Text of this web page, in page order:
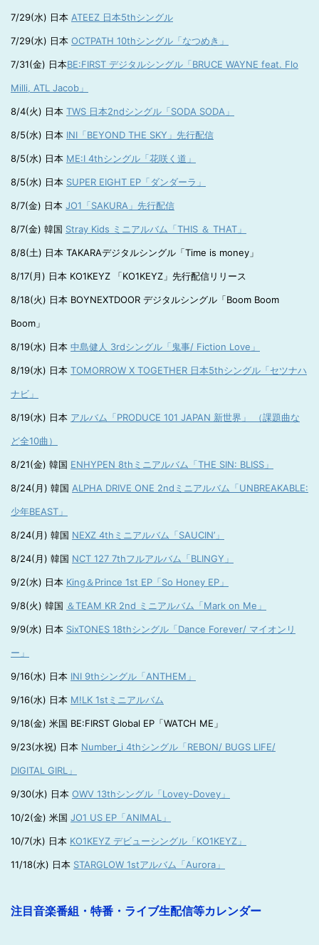
7/29(水) 日本 ATEEZ 日本5thシングル
7/29(水) 日本 OCTPATH 10thシングル「なつめき」
7/31(金) 日本BE:FIRST デジタルシングル「BRUCE WAYNE feat. Flo
Milli, ATL Jacob」
8/4(火) 日本 TWS 日本2ndシングル「SODA SODA」
8/5(水) 日本 INI「BEYOND THE SKY」先行配信
8/5(水) 日本 ME:I 4thシングル「花咲く道」
8/5(水) 日本 SUPER EIGHT EP「ダンダーラ」
8/7(金) 日本 JO1「SAKURA」先行配信
8/7(金) 韓国 Stray Kids ミニアルバム「THIS ＆ THAT」
8/8(土) 日本 TAKARAデジタルシングル「Time is money」
8/17(月) 日本 KO1KEYZ 「KO1KEYZ」先行配信リリース
8/18(火) 日本 BOYNEXTDOOR デジタルシングル「Boom Boom
Boom」
8/19(水) 日本 中島健人 3rdシングル「鬼事/ Fiction Love」
8/19(水) 日本 TOMORROW X TOGETHER 日本5thシングル「セツナハ
ナビ」
8/19(水) 日本 アルバム「PRODUCE 101 JAPAN 新世界」 （課題曲な
ど全10曲）
8/21(金) 韓国 ENHYPEN 8thミニアルバム「THE SIN: BLISS」
8/24(月) 韓国 ALPHA DRIVE ONE 2ndミニアルバム「UNBREAKABLE:
少年BEAST」
8/24(月) 韓国 NEXZ 4thミニアルバム「SAUCIN’」
8/24(月) 韓国 NCT 127 7thフルアルバム「BLINGY」
9/2(水) 日本 King＆Prince 1st EP「So Honey EP」
9/8(火) 韓国 ＆TEAM KR 2nd ミニアルバム「Mark on Me」
9/9(水) 日本 SixTONES 18thシングル「Dance Forever/ マイオンリ
ー」
9/16(水) 日本 INI 9thシングル「ANTHEM」
9/16(水) 日本 M!LK 1stミニアルバム
9/18(金) 米国 BE:FIRST Global EP「WATCH ME」
9/23(水祝) 日本 Number_i 4thシングル「REBON/ BUGS LIFE/
DIGITAL GIRL」
9/30(水) 日本 OWV 13thシングル「Lovey-Dovey」
10/2(金) 米国 JO1 US EP「ANIMAL」
10/7(水) 日本 KO1KEYZ デビューシングル「KO1KEYZ」
11/18(水) 日本 STARGLOW 1stアルバム「Aurora」
注目音楽番組・特番・ライブ生配信等カレンダー